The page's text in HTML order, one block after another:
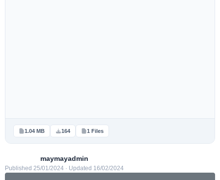
1.04 MB 164 1 Files
maymayadmin
Published 25/01/2024 · Updated 16/02/2024